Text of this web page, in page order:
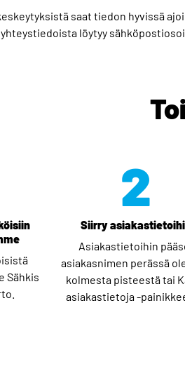
saat tiedon hyvissä
löytyy
Sähkis
2
Siirry
Asiakastietoihin
asiakasnimen perässä
kolmesta pisteestä tai
asiakastietoja -